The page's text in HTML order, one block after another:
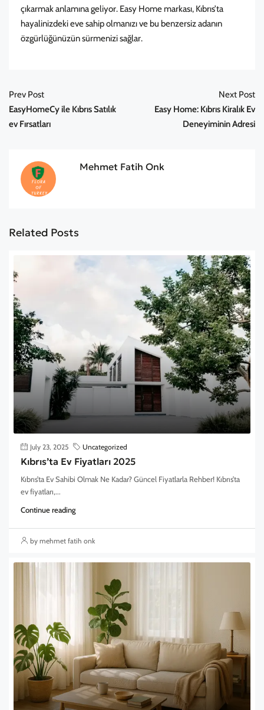
çıkarmak anlamına geliyor. Easy Home markası, Kıbrıs’ta
hayalinizdeki eve sahip olmanızı ve bu benzersiz adanın
özgürlüğünüzün sürmenizisağlar.
Prev Post
EasyHomeCy ile Kıbrıs Satılık
ev Fırsatları
Next Post
Easy Home: Kıbrıs Kiralık Ev
Deneyiminin Adresi
Mehmet Fatih Onk
Related Posts
July 23, 2025 Uncategorized
Kıbrıs’ta Ev Fiyatları 2025
Kıbrıs’ta Ev Sahibi Olmak Ne Kadar? Güncel Fiyatlarla Rehber! Kıbrıs’ta
ev fiyatları,...
Continue reading
by mehmet fatih onk